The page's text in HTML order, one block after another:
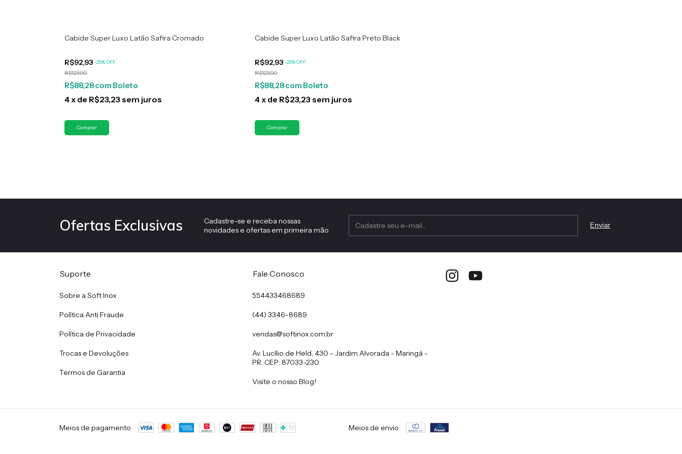
Cabide Super Luxo Latão Safira Cromado
R$92,93 -25%OFF
R$123,90
R$88,28com Boleto
4 x de R$23,23 sem juros
Cabide Super Luxo Latão Safira Preto Black
R$92,93 -25%OFF
R$123,90
R$88,28com Boleto
4 x de R$23,23 sem juros
Ofertas Exclusivas
Cadastre-se e receba nossas
novidades e ofertas em primeira mão
Suporte
Sobre a Soft Inox
Política Anti Fraude
Política de Privacidade
Trocas e Devoluções
Termos de Garantia
Fale Conosco
554433468689
(44) 3346-8689
vendas@softinox.com.br
Av. Lucílio de Held, 430 - Jardim Alvorada - Maringá -
PR, CEP: 87033-230
Visite o nosso Blog!
Meios de pagamento Meios de envio